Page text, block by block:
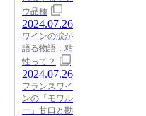
ウ品種
2024.07.26
ワインの涙が
語る物語：粘
性って？
2024.07.26
フランスワイ
ンの「モワル
ー」甘口と勘